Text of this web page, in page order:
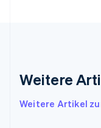
Weitere
Weitere Artikel
Irland
Italien